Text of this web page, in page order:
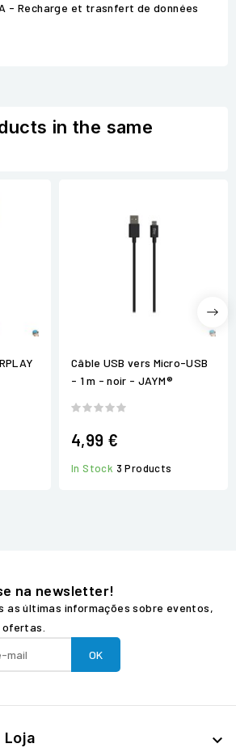
- Recharge et trasnfert de données
in the same
Câble USB vers Micro-USB
- 1 m - noir - JAYM®
4,99 €
In Stock 3 Products
na newsletter!
as últimas informações sobre eventos,
Loja 